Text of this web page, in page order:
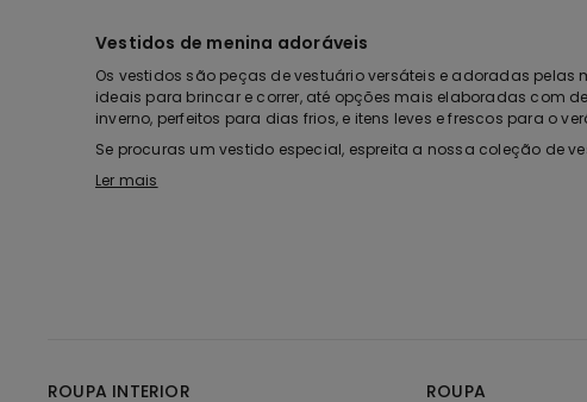
Vestidos de menina adoráveis
Os vestidos são peças de vestuário versáteis e adoradas
ideais para brincar e correr, até opções mais elaboradas com
inverno, perfeitos para dias frios, e itens leves e frescos para o
Se procuras um vestido especial, espreita a nossa coleção de
menina são excelentes escolhas. E para as meninas que
Ler mais
ROUPA INTERIOR
ROUPA